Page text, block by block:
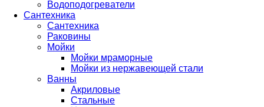
Водоподогреватели
Сантехника
Сантехника
Раковины
Мойки
Мойки мраморные
Мойки из нержавеющей стали
Ванны
Акриловые
Стальные